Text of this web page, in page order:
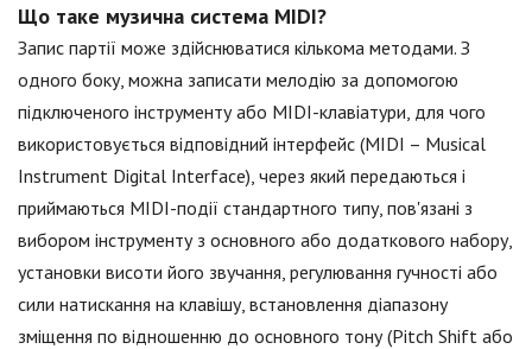
Що таке музична система MIDI?
Запис партії може здійснюватися кількома методами. З
одного боку, можна записати мелодію за допомогою
підключеного інструменту або MIDI-клавіатури, для чого
використовується відповідний інтерфейс (MIDI – Musical
Instrument Digital Interface), через який передаються і
приймаються MIDI-події стандартного типу, пов'язані з
вибором інструменту з основного або додаткового набору,
установки висоти його звучання, регулювання гучності або
сили натискання на клавішу, встановлення діапазону
зміщення по відношенню до основного тону (Pitch Shift або